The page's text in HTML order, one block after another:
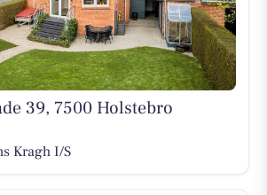
39, 7500 Holstebro
Kragh I/S